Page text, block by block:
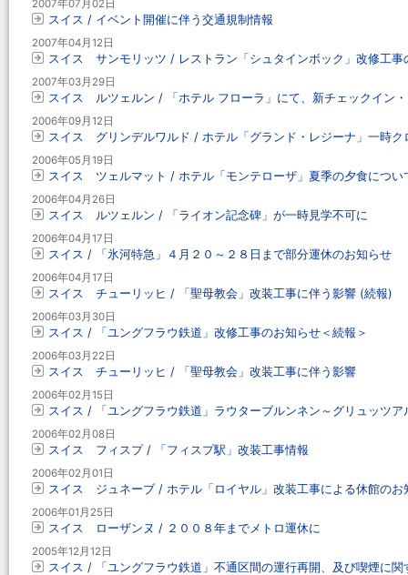
2007年07月02日
スイス / イベント開催に伴う交通規制情報
2007年04月12日
スイス サンモリッツ / レストラン「シュタインボック」改修工事
2007年03月29日
スイス ルツェルン / 「ホテル フローラ」にて、新チェックイン
2006年09月12日
スイス グリンデルワルド / ホテル「グランド・レジーナ」一時ク
2006年05月19日
スイス ツェルマット / ホテル「モンテローザ」夏季の夕食につい
2006年04月26日
スイス ルツェルン / 「ライオン記念碑」が一時見学不可に
2006年04月17日
スイス / 「氷河特急」４月２０～２８日まで部分運休のお知らせ
2006年04月17日
スイス チューリッヒ / 「聖母教会」改装工事に伴う影響 (続報)
2006年03月30日
スイス / 「ユングフラウ鉄道」改修工事のお知らせ＜続報＞
2006年03月22日
スイス チューリッヒ / 「聖母教会」改装工事に伴う影響
2006年02月15日
スイス / 「ユングフラウ鉄道」ラウターブルンネン～グリュッツア
2006年02月08日
スイス フィスプ / 「フィスプ駅」改装工事情報
2006年02月01日
スイス ジュネーブ / ホテル「ロイヤル」改装工事による休館のお
2006年01月25日
スイス ローザンヌ / ２００８年までメトロ運休に
2005年12月12日
スイス / 「ユングフラウ鉄道」不通区間の運行再開、及び喫煙に関